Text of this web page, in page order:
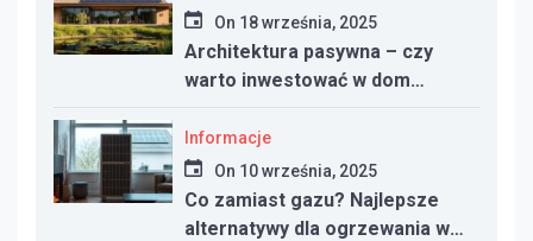
On 18 września, 2025
Architektura pasywna – czy
warto inwestować w dom
energooszczędny?
Informacje
On 10 września, 2025
Co zamiast gazu? Najlepsze
alternatywy dla ogrzewania w